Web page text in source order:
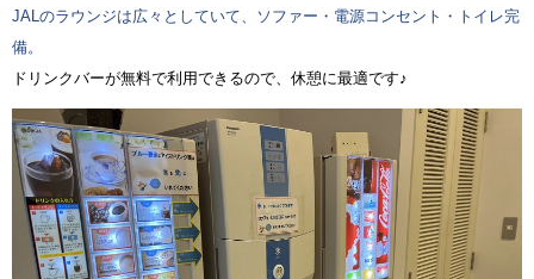
JALのラウンジは広々としていて、ソファー・電源コンセント・トイレ完
備。
ドリンクバーが無料で利用できるので、休憩に最適です♪